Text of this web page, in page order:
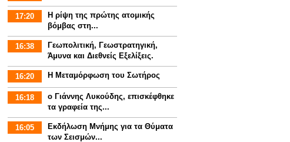
17:20
Η ρίψη της πρώτης ατομικής
βόμβας στη...
16:38
Γεωπολιτική, Γεωστρατηγική,
Άμυνα και Διεθνείς Εξελίξεις.
16:20 Η Μεταμόρφωση του Σωτήρος
16:18
ο Γιάννης Λυκούδης, επισκέφθηκε
τα γραφεία της...
16:05
Εκδήλωση Μνήμης για τα Θύματα
των Σεισμών...